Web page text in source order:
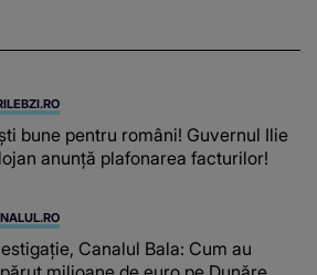
oportunitatea
bune pentru români! Guvernul Ilie
anunță plafonarea facturilor!
Canalul Bala: Cum au